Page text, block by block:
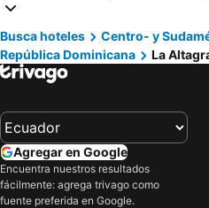
Hoteles en Panamá
Hoteles en Esmeraldas
Hoteles en Nuevo Hampshire
Hoteles en Campania
Hoteles en Italia
Hoteles en Noruega
Busca hoteles
Centro- y
República Dominicana
La
Agregar en Google
Encuentra nuestros resultados
fácilmente: agrega trivago como
fuente preferida en Google.